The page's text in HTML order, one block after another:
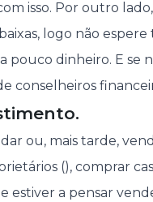
isso. Por outro
logo não
pouco dinheiro. E se
conselheiros
ou, mais tarde,
(), comprar
estiver a pensar